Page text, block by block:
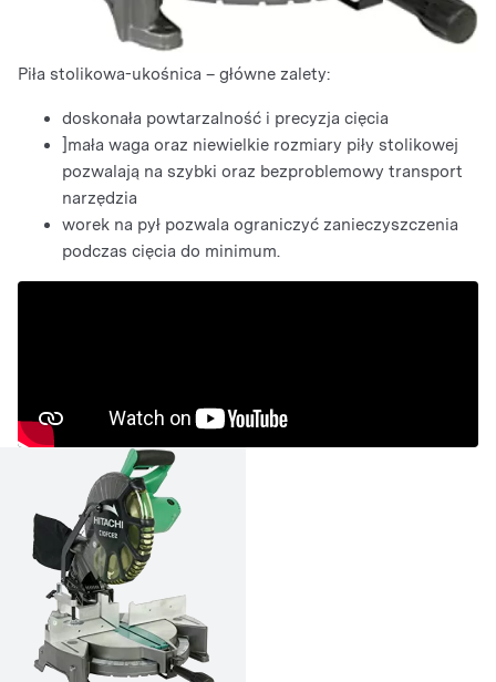
Piła stolikowa-ukośnica – główne zalety:
doskonała powtarzalność i precyzja cięcia
]mała waga oraz niewielkie rozmiary piły stolikowej
pozwalają na szybki oraz bezproblemowy transport
narzędzia
worek na pył pozwala ograniczyć zanieczyszczenia
podczas cięcia do minimum.